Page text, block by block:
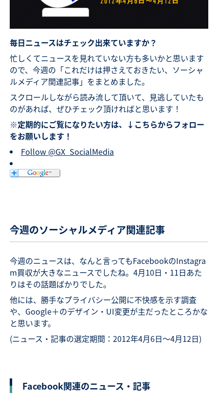
毎日ニュースはチェック出来ていますか？
忙しくてニュースを見れていない方も多いかと思います
ので、今週の「これだけは押さえておきたい、ソーシャ
ルメディア関連記事」をまとめました。
スクロールしながら読み流して頂いて、見逃していたも
のがあれば、ぜひチェック頂ければと思います！
※定期的にご覧になりたい方は、↓こちらからフォロー
をお願いします！
Follow @GX_SocialMedia
今週のソーシャルメディア関連記事
今週のニュースは、なんと言ってもFacebookのInstagra
m買収が大きなニュースでしたね。4月10日・11日あた
りはその話題ばかりでした。
他には、勝手なプライバシー公開に不快感を示す調査
や、Google＋のデザイン・UI変更が主だったところかな
と思います。
(ニュース・記事の選定期間：2012年4月6日～4月12日)
Facebook関連のニュース・記事